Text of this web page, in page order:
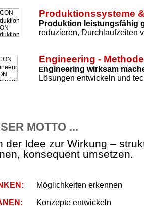
Produktionssysteme
Produktion leistungsfähig
reduzieren, Durchlaufzeiten
Engineering -
Engineering wirksam
Lösungen entwickeln und
MOTTO ...
der Idee zur Wirkung –
konsequent umsetzen.
Möglichkeiten erkennen
Konzepte entwickeln